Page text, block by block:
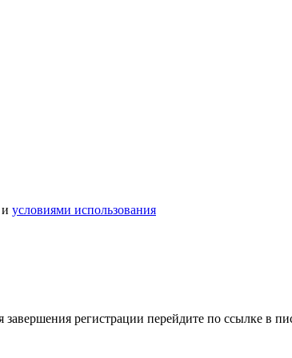
и условиями использования
регистрации перейдите по ссылке в